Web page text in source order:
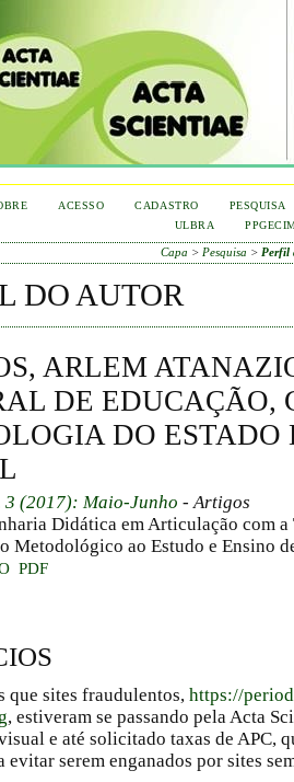
ACESSO CADASTRO
PESQUISA
ULBRA
Capa > Pesquisa > Perfil
DO AUTOR
ARLEM
DE EDUCAÇÃO,
DO ESTADO
3 (2017): Maio-Junho - Artigos
Didática em Articulação com
Metodológico ao Estudo e Ensino
PDF
que sites fraudulentos, https://
, estiveram se passando pela Acta
e até solicitado taxas de APC,
evitar serem enganados por sites